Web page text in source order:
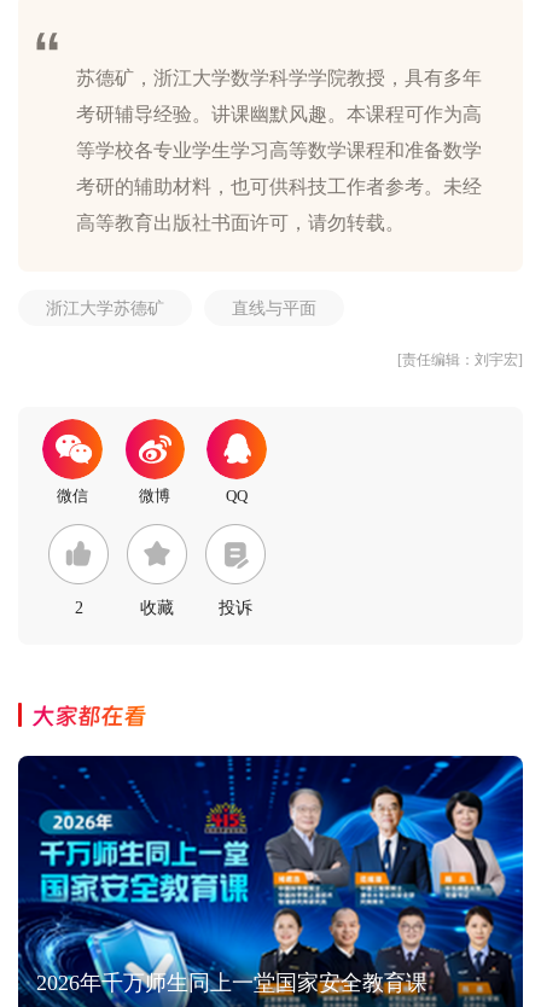
苏德矿，浙江大学数学科学学院教授，具有多年
考研辅导经验。讲课幽默风趣。本课程可作为高
等学校各专业学生学习高等数学课程和准备数学
考研的辅助材料，也可供科技工作者参考。未经
浙江大学苏德矿 直线与平面
[责任编辑：刘宇宏]
2 收藏 投诉
大家都在看
2026年千万师生同上一堂国家安全教育课